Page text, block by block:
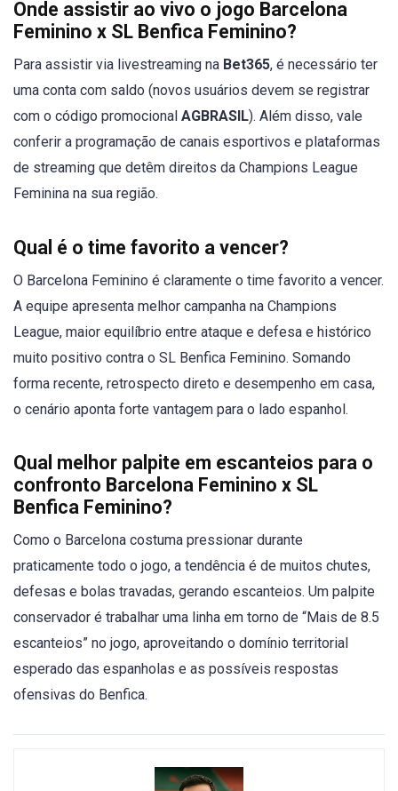
Onde assistir ao vivo o jogo Barcelona
Feminino x SL Benfica Feminino?
Para assistir via livestreaming na Bet365, é necessário ter
uma conta com saldo (novos usuários devem se registrar
com o código promocional AGBRASIL). Além disso, vale
conferir a programação de canais esportivos e plataformas
de streaming que detêm direitos da Champions League
Feminina na sua região.
Qual é o time favorito a vencer?
O Barcelona Feminino é claramente o time favorito a vencer.
A equipe apresenta melhor campanha na Champions
League, maior equilíbrio entre ataque e defesa e histórico
muito positivo contra o SL Benfica Feminino. Somando
forma recente, retrospecto direto e desempenho em casa,
o cenário aponta forte vantagem para o lado espanhol.
Qual melhor palpite em escanteios para o
confronto Barcelona Feminino x SL
Benfica Feminino?
Como o Barcelona costuma pressionar durante
praticamente todo o jogo, a tendência é de muitos chutes,
defesas e bolas travadas, gerando escanteios. Um palpite
conservador é trabalhar uma linha em torno de “Mais de 8.5
escanteios” no jogo, aproveitando o domínio territorial
esperado das espanholas e as possíveis respostas
ofensivas do Benfica.